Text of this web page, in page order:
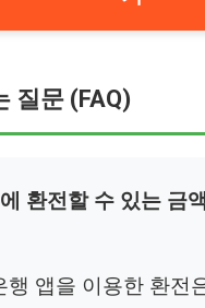
질문 (FAQ)
환전할 수 있는 금
행 앱을 이용한 환전